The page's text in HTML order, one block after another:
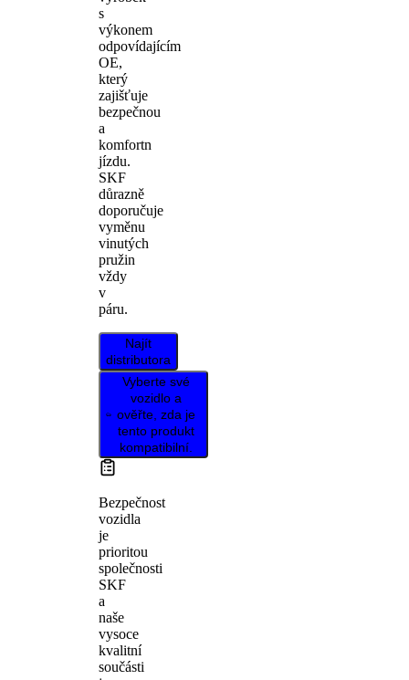
s
výkonem
odpovídajícím
OE,
který
zajišťuje
bezpečnou
a
komfortn
jízdu.
SKF
důrazně
doporučuje
vyměnu
vinutých
pružin
vždy
v
páru.
Najít
distributora
Vyberte své
vozidlo a
ověřte, zda je
tento produkt
kompatibilní.
Bezpečnost
vozidla
je
prioritou
společnosti
SKF
a
naše
vysoce
kvalitní
součásti